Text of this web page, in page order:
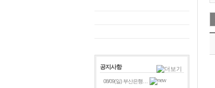
공지사항
08/09(일) 부산은행…